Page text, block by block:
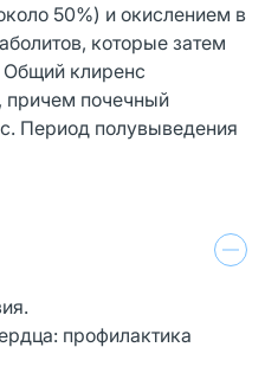
50%) и окислением в
которые затем
клиренс
причем почечный
Период полувыведения
профилактика